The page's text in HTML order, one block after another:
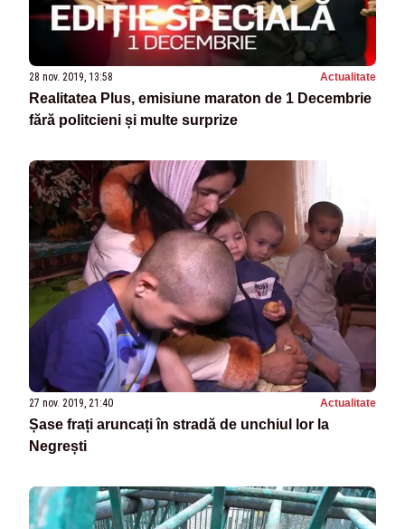
28 nov. 2019, 13:58 Actualitate
Realitatea Plus, emisiune maraton de 1 Decembrie
fără politcieni și multe surprize
27 nov. 2019, 21:40 Actualitate
Șase frați aruncați în stradă de unchiul lor la
Negrești